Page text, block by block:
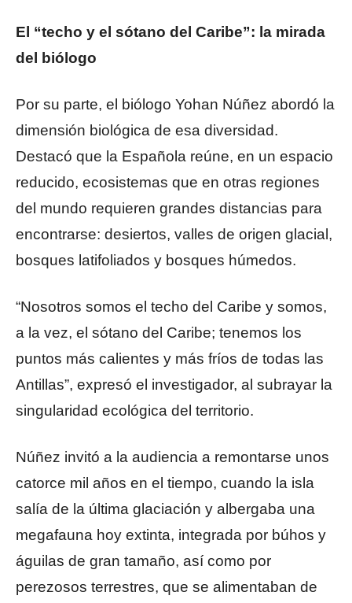
El “techo y el sótano del Caribe”: la mirada
del biólogo
Por su parte, el biólogo Yohan Núñez abordó la
dimensión biológica de esa diversidad.
Destacó que la Española reúne, en un espacio
reducido, ecosistemas que en otras regiones
del mundo requieren grandes distancias para
encontrarse: desiertos, valles de origen glacial,
bosques latifoliados y bosques húmedos.
“Nosotros somos el techo del Caribe y somos,
a la vez, el sótano del Caribe; tenemos los
puntos más calientes y más fríos de todas las
Antillas”, expresó el investigador, al subrayar la
singularidad ecológica del territorio.
Núñez invitó a la audiencia a remontarse unos
catorce mil años en el tiempo, cuando la isla
salía de la última glaciación y albergaba una
megafauna hoy extinta, integrada por búhos y
águilas de gran tamaño, así como por
perezosos terrestres, que se alimentaban de